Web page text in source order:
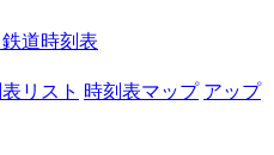
道時刻表
リスト 時刻表マップ アップ